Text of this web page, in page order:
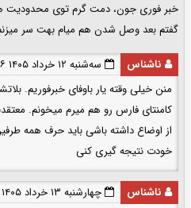
خبر فوری جون، دمت گرم توی محدودیت ها
گفتم بعد وصل شدن هم میام بهت سر
ناشناس
سه‌شنبه ۱۲ خرداد ۱۴۰۵ ۲۳:۵۷:۳۶
منن خیلی وقته یار باوفای خبرفوریم‌.
کامنتای فارس رو هم میرم میخونم.
از اوضاع داشته باشی باید حرف همه
خودت نتیجه گیری کنی
ناشناس
چهارشنبه ۱۳ خرداد ۱۴۰۵ ۰۰:۱۱:۴۸